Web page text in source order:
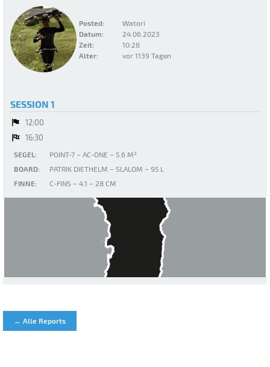
Posted:
Watori
Datum:
24.06.2023
Zeit:
10:28
Alter:
vor 1139 Tagen
SESSION 1
12:00
16:30
SEGEL:
POINT-7 – AC-ONE – 5.6 M²
BOARD:
PATRIK DIETHELM – SLALOM – 95 L
FINNE:
C-FINS – 4.1 – 28 CM
← Alle Reports